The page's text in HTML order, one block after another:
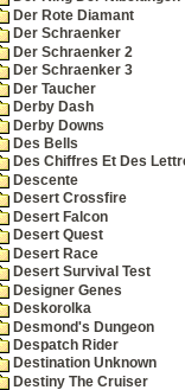
Der Rote Diamant
Der Schraenker
Der Schraenker 2
Der Schraenker 3
Der Taucher
Derby Dash
Derby Downs
Des Bells
Des Chiffres Et Des
Descente
Desert Crossfire
Desert Falcon
Desert Quest
Desert Race
Desert Survival Test
Designer Genes
Deskorolka
Desmond's Dungeon
Despatch Rider
Destination Unknown
Destiny The Cruiser